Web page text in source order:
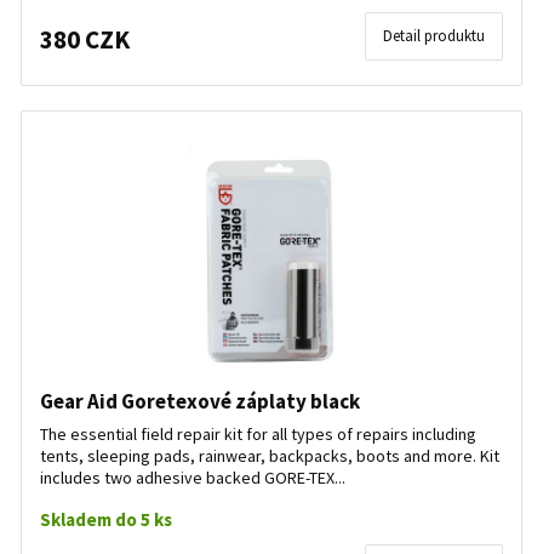
380 CZK Detail produktu
Gear Aid Goretexové záplaty black
The essential field repair kit for all types of repairs including
tents, sleeping pads, rainwear, backpacks, boots and more. Kit
includes two adhesive backed GORE-TEX...
Skladem do 5 ks